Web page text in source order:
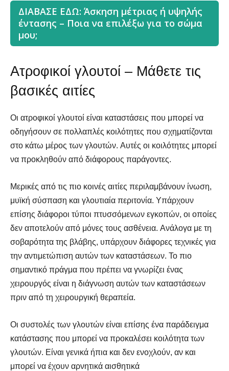
ΔΙΑΒΑΣΕ ΕΔΩ: Άσκηση μέτριας ή υψηλής
έντασης – Ποια να επιλέξω για το σώμα
μου;
Ατροφικοί γλουτοί – Μάθετε τις
βασικές αιτίες
Οι ατροφικοί γλουτοί είναι καταστάσεις που μπορεί να
οδηγήσουν σε πολλαπλές κοιλότητες που σχηματίζονται
στο κάτω μέρος των γλουτών. Αυτές οι κοιλότητες μπορεί
να προκληθούν από διάφορους παράγοντες.
Μερικές από τις πιο κοινές αιτίες περιλαμβάνουν ίνωση,
μυϊκή σύσπαση και γλουτιαία περιτονία. Υπάρχουν
επίσης διάφοροι τύποι πτυσσόμενων εγκοπών, οι οποίες
δεν αποτελούν από μόνες τους ασθένεια. Ανάλογα με τη
σοβαρότητα της βλάβης, υπάρχουν διάφορες τεχνικές για
την αντιμετώπιση αυτών των καταστάσεων. Το πιο
σημαντικό πράγμα που πρέπει να γνωρίζει ένας
χειρουργός είναι η διάγνωση αυτών των καταστάσεων
πριν από τη χειρουργική θεραπεία.
Οι συστολές των γλουτών είναι επίσης ένα παράδειγμα
κατάστασης που μπορεί να προκαλέσει κοιλότητα των
γλουτών. Είναι γενικά ήπια και δεν ενοχλούν, αν και
μπορεί να έχουν αρνητικά αισθητικά